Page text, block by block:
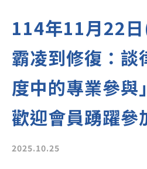
114年11月22
霸凌到修復：談
度中的專業參與
歡迎會員踴躍參
2025.10.25